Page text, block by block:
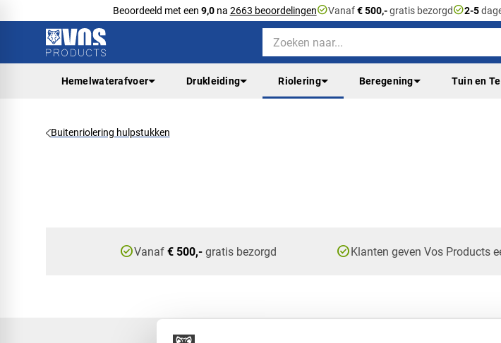
Beoordeeld met een 9,0na 2663 beoordelingencheck_circleVanaf€ 500,-gratis bezorgdcheck_circle2-5
Hemelwaterafvoer Drukleiding Riolering Beregening Tuin en
Buitenriolering hulpstukken
check_circleVanaf € 500,-gratis bezorgd check_circleKlanten geven Vos Products